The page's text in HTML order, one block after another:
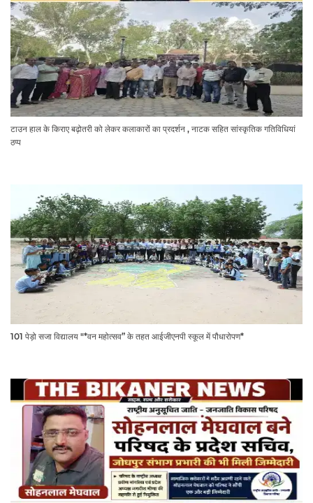
टाउन हाल के किराए बढ़ोतरी को लेकर कलाकारों का प्रदर्शन , नाटक सहित सांस्कृतिक गतिविधियां
ठप्प
101 पेड़ो सजा विद्यालय "*वन महोत्सव” के तहत आईजीएनपी स्कूल में पौधारोपण*